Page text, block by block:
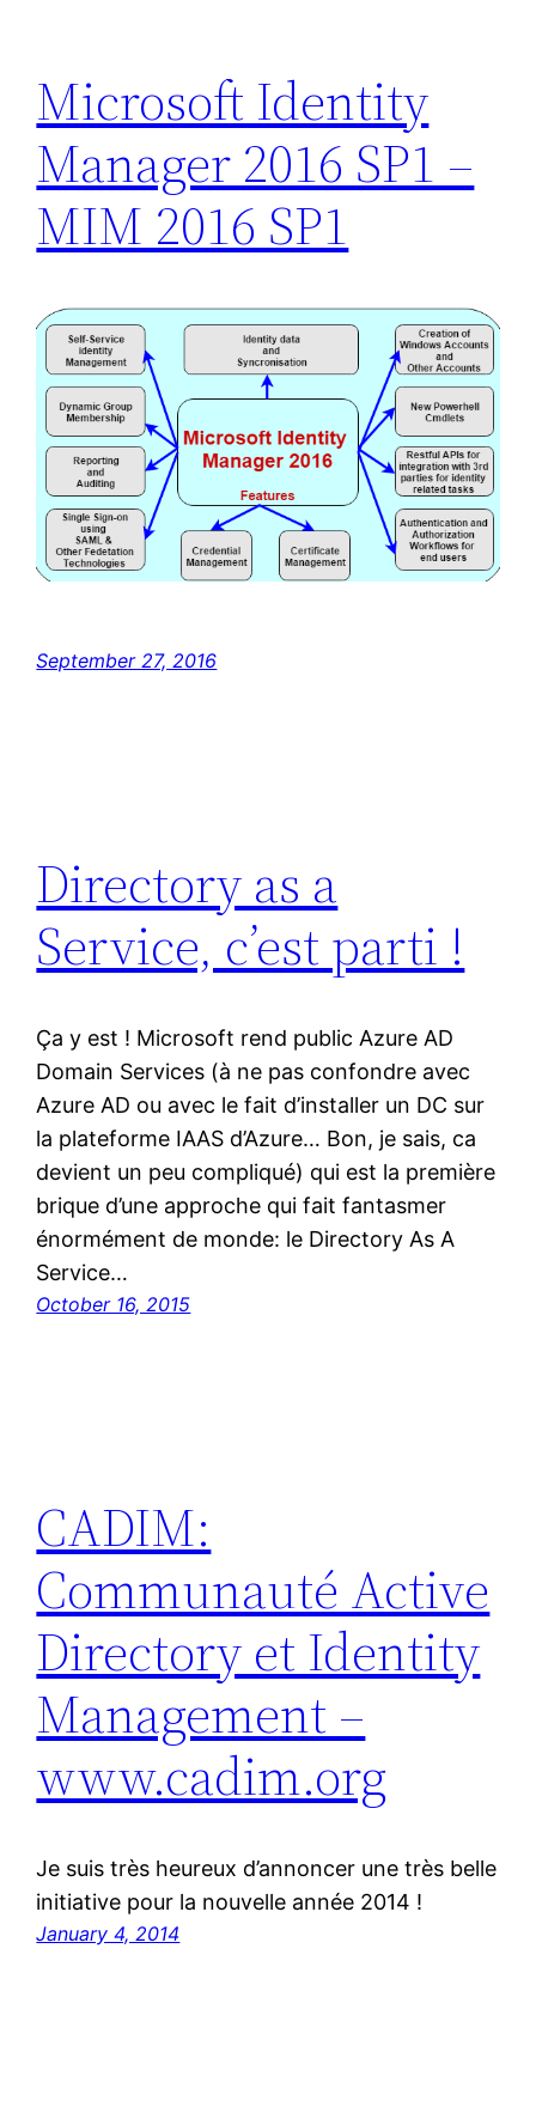
Microsoft Identity
Manager 2016 SP1 –
MIM 2016 SP1
September 27, 2016
Directory as a
Service, c’est parti !
Ça y est ! Microsoft rend public Azure AD
Domain Services (à ne pas confondre avec
Azure AD ou avec le fait d’installer un DC sur
la plateforme IAAS d’Azure… Bon, je sais, ca
devient un peu compliqué) qui est la première
brique d’une approche qui fait fantasmer
énormément de monde: le Directory As A
Service…
October 16, 2015
CADIM:
Communauté Active
Directory et Identity
Management –
www.cadim.org
Je suis très heureux d’annoncer une très belle
initiative pour la nouvelle année 2014 !
January 4, 2014